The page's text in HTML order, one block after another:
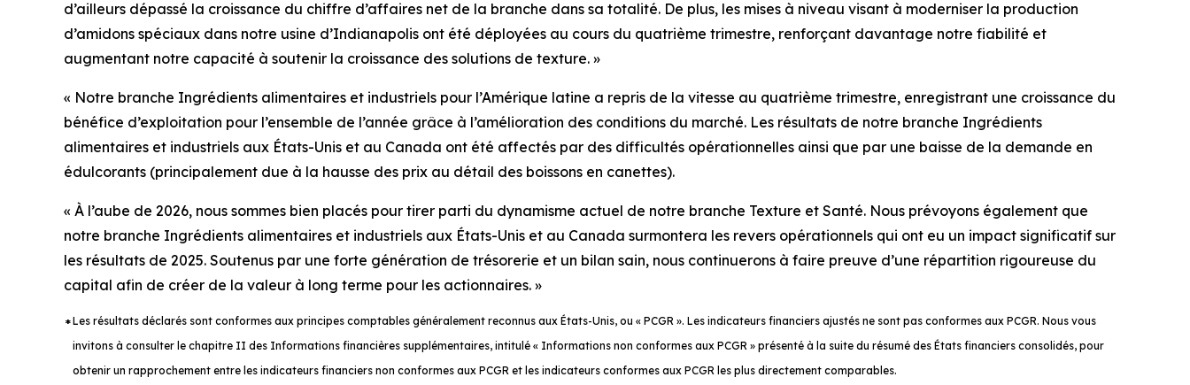
d’ailleurs dépassé la croissance du chiffre d’affaires net de la branche dans sa totalité. De plus, les mises à niveau visant à moderniser la production
d’amidons spéciaux dans notre usine d’Indianapolis ont été déployées au cours du quatrième trimestre, renforçant davantage notre fiabilité et
augmentant notre capacité à soutenir la croissance des solutions de texture. »
« Notre branche Ingrédients alimentaires et industriels pour l’Amérique latine a repris de la vitesse au quatrième trimestre, enregistrant une croissance du
bénéfice d’exploitation pour l’ensemble de l’année grâce à l’amélioration des conditions du marché. Les résultats de notre branche Ingrédients
alimentaires et industriels aux États-Unis et au Canada ont été affectés par des difficultés opérationnelles ainsi que par une baisse de la demande en
édulcorants (principalement due à la hausse des prix au détail des boissons en canettes).
« À l’aube de 2026, nous sommes bien placés pour tirer parti du dynamisme actuel de notre branche Texture et Santé. Nous prévoyons également que
notre branche Ingrédients alimentaires et industriels aux États-Unis et au Canada surmontera les revers opérationnels qui ont eu un impact significatif sur
les résultats de 2025. Soutenus par une forte génération de trésorerie et un bilan sain, nous continuerons à faire preuve d’une répartition rigoureuse du
capital afin de créer de la valeur à long terme pour les actionnaires. »
*Les résultats déclarés sont conformes aux principes comptables généralement reconnus aux États-Unis, ou « PCGR ». Les indicateurs financiers ajustés ne sont pas conformes aux PCGR. Nous vous
invitons à consulter le chapitre II des Informations financières supplémentaires, intitulé « Informations non conformes aux PCGR » présenté à la suite du résumé des États financiers consolidés, pour
obtenir un rapprochement entre les indicateurs financiers non conformes aux PCGR et les indicateurs conformes aux PCGR les plus directement comparables.